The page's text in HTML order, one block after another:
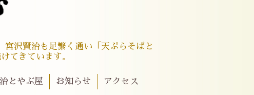
沢賢治も足繁く通い「天ぷらそばと
てきています。
とやぶ屋 お知らせ アクセス